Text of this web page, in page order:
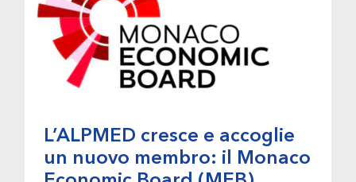
L’ALPMED cresce e accoglie
un nuovo membro: il Monaco